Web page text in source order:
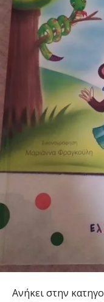
Ανήκει στην